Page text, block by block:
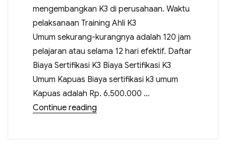
mengembangkan K3 di perusahaan. Waktu
pelaksanaan Training Ahli K3
Umum sekurang-kurangnya adalah 120 jam
pelajaran atau selama 12 hari efektif. Daftar
Biaya Sertifikasi K3 Biaya Sertifikasi K3
Umum Kapuas Biaya sertifikasi k3 umum
Kapuas adalah Rp. 6.500.000 …
Continue reading